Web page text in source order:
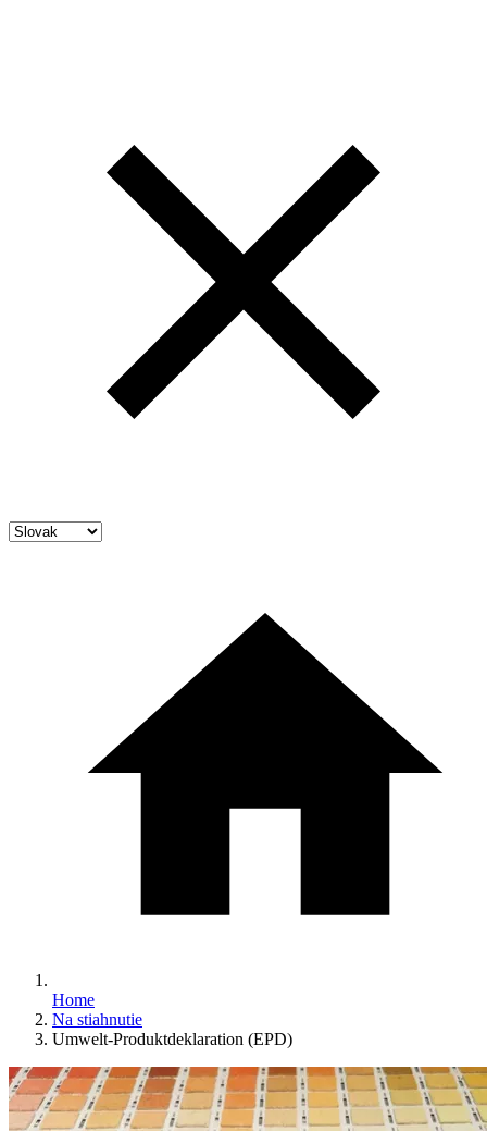
Home
Na stiahnutie
Umwelt-Produktdeklaration (EPD)